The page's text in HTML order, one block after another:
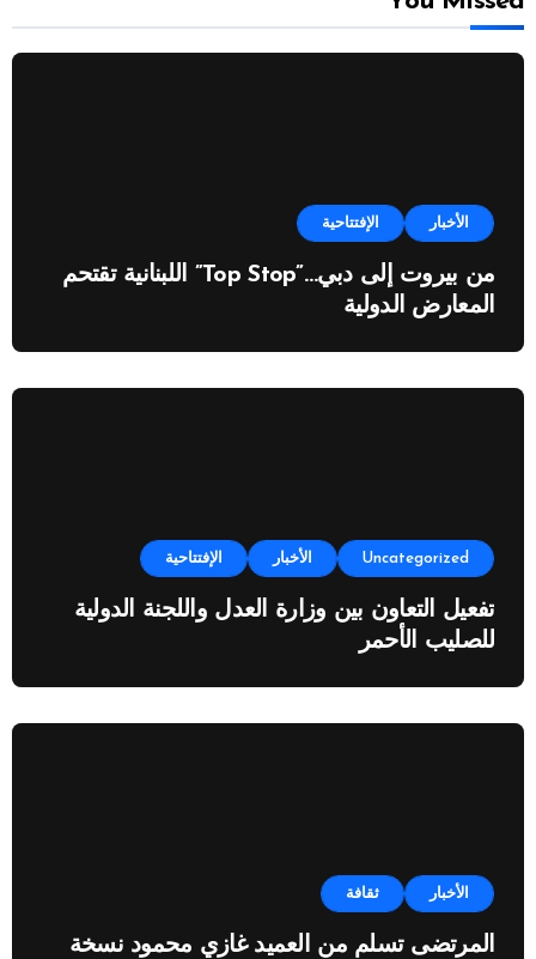
الأخبار الإفتتاحية
من بيروت إلى دبي…”Top Stop” اللبنانية تقتحم
المعارض الدولية
Uncategorized الأخبار الإفتتاحية
تفعيل التعاون بين وزارة العدل واللجنة الدولية
للصليب الأحمر
الأخبار ثقافة
المرتضى تسلم من العميد غازي محمود نسخة